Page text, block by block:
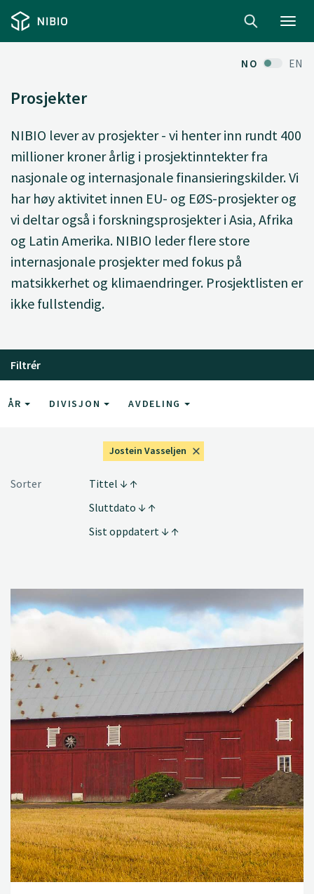
NO EN
Prosjekter
NIBIO lever av prosjekter - vi henter inn rundt 400
millioner kroner årlig i prosjektinntekter fra
nasjonale og internasjonale finansieringskilder. Vi
har høy aktivitet innen EU- og EØS-prosjekter og
vi deltar også i forskningsprosjekter i Asia, Afrika
og Latin Amerika. NIBIO leder flere store
internasjonale prosjekter med fokus på
matsikkerhet og klimaendringer. Prosjektlisten er
ikke fullstendig.
Filtrér
ÅR DIVISJON AVDELING
Jostein Vasseljen
Sorter
Tittel
Sluttdato
Sist oppdatert